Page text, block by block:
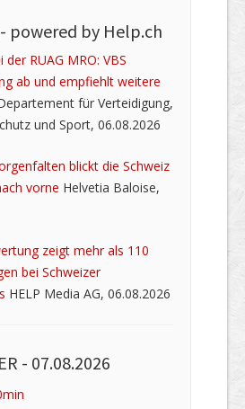
powered by Help.ch
RUAG MRO: VBS
ab und empfiehlt weitere
für Verteidigung,
und Sport, 06.08.2026
blickt die Schweiz
vorne Helvetia Baloise,
zeigt mehr als 110
bei Schweizer
HELP Media AG, 06.08.2026
- 07.08.2026